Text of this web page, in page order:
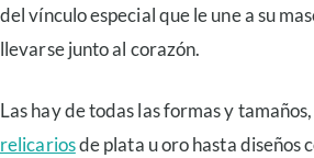
del vínculo especial que le une a su
llevarse junto al corazón.
Las hay de todas las formas y
relicariosde plata u oro hasta diseños